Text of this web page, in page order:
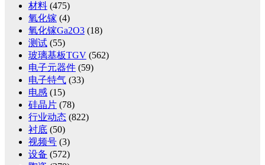
材料 (475)
氧化镓 (4)
氧化镓Ga2O3 (18)
测试 (55)
玻璃基板TGV (562)
电子元器件 (59)
电子特气 (33)
电感 (15)
硅晶片 (78)
行业动态 (822)
衬底 (50)
视频号 (3)
设备 (572)